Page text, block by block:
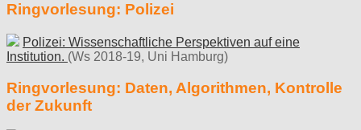
Ringvorlesung: Polizei
Polizei: Wissenschaftliche Perspektiven auf eine
Institution. (Ws 2018-19, Uni Hamburg)
Ringvorlesung: Daten, Algorithmen, Kontrolle
der Zukunft